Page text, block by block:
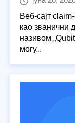
Веб-сајт
као званични
називом
могу...